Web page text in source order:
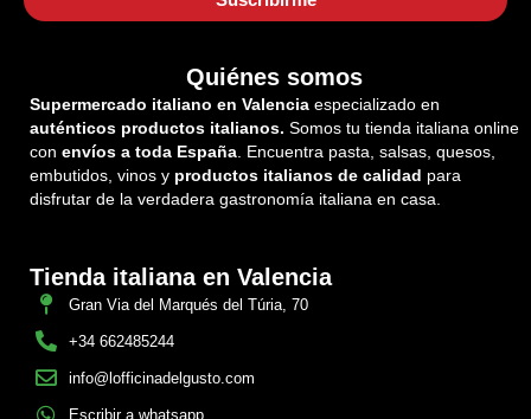
Quiénes somos
Supermercado italiano en Valencia especializado en
auténticos productos italianos. Somos tu tienda italiana online
con envíos a toda España. Encuentra pasta, salsas, quesos,
embutidos, vinos y productos italianos de calidad para
disfrutar de la verdadera gastronomía italiana en casa.
Tienda italiana en Valencia
Gran Via del Marqués del Túria, 70
+34 662485244
info@lofficinadelgusto.com
Escribir a whatsapp